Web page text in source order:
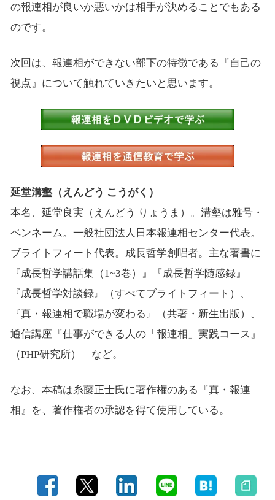
の報連相が良いか悪いかは相手が決めることでもある
のです。
次回は、報連相ができない部下の特徴である『自己の
視点』について触れていきたいと思います。
延堂溝壑（えんどう こうがく）
本名、延堂良実（えんどう りょうま）。溝壑は雅号・
ペンネーム。一般社団法人日本報連相センター代表。
ブライトフィート代表。成長哲学創唱者。主な著書に
『成長哲学講話集（1~3巻）』『成長哲学随感録』
『成長哲学対談録』（すべてブライトフィート）、
『真・報連相で職場が変わる』（共著・新生出版）、
通信講座『仕事ができる人の「報連相」実践コース』
（PHP研究所） など。
なお、本稿は糸藤正士氏に著作権のある『真・報連
相』を、著作権者の承認を得て使用している。